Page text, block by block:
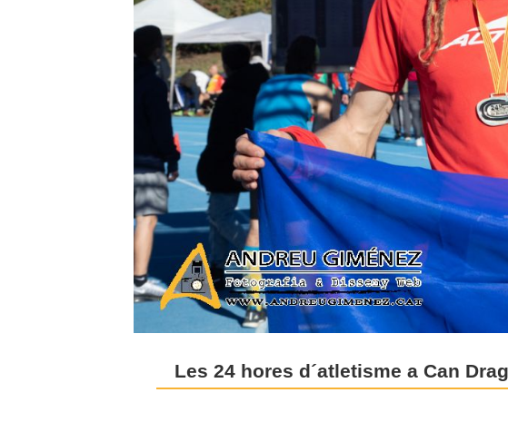
Les 24 hores d´atletisme a Can